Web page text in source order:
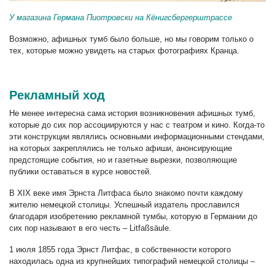
У магазина Германа Пиотровски на Кёнигсбергерштрассе
Возможно, афишных тумб было больше, но мы говорим только о
тех, которые можно увидеть на старых фотографиях Кранца.
Рекламный ход
Не менее интересна сама история возникновения афишных тумб,
которые до сих пор ассоциируются у нас с театром и кино. Когда-то
эти конструкции являлись основными информационными стендами,
на которых закреплялись не только афиши, анонсирующие
предстоящие события, но и газетные вырезки, позволяющие
публики оставаться в курсе новостей.
В XIX веке имя Эрнста Литфаса было знакомо почти каждому
жителю немецкой столицы. Успешный издатель прославился
благодаря изобретению рекламной тумбы, которую в Германии до
сих пор называют в его честь – Litfaßsäule.
1 июля 1855 года Эрнст Литфас, в собственности которого
находилась одна из крупнейших типографий немецкой столицы –